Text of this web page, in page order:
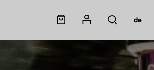
Panier
Mon compte
Rechercher
de